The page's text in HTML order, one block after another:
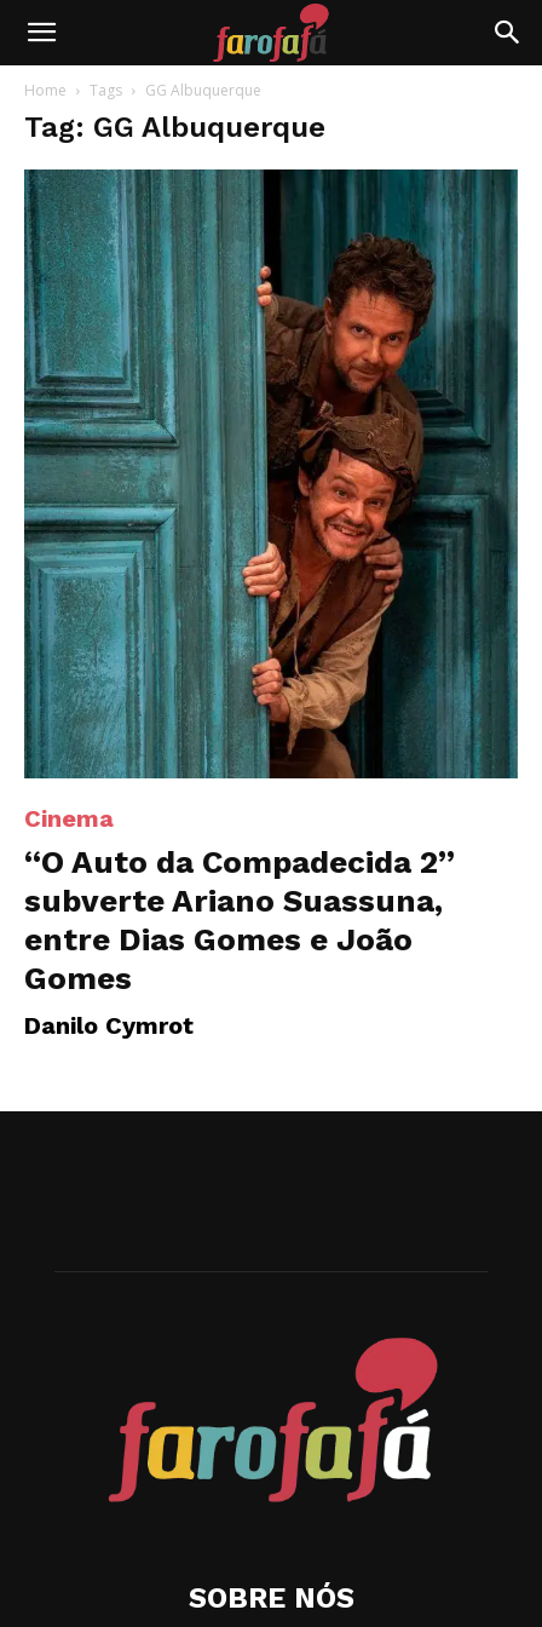
Farofafá
Home Tags GG Albuquerque
Tag: GG Albuquerque
Cinema
“O Auto da Compadecida 2”
subverte Ariano Suassuna,
entre Dias Gomes e João
Gomes
Danilo Cymrot
SOBRE NÓS